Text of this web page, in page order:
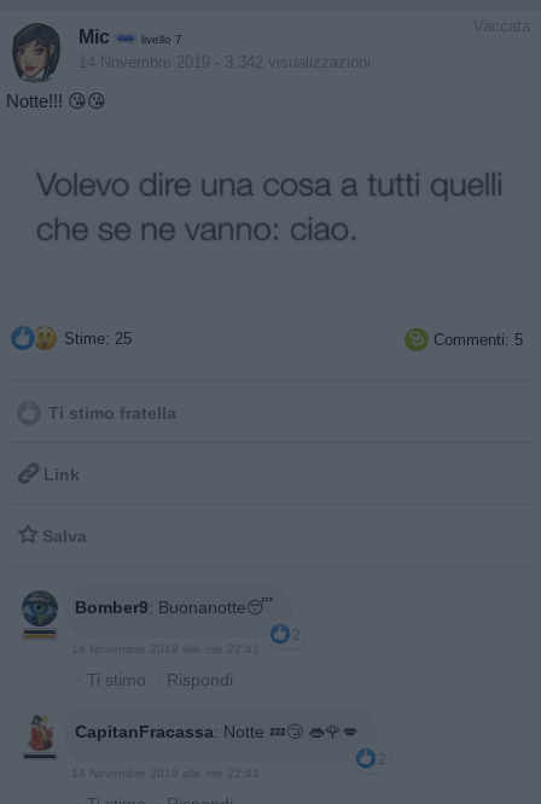
Vaccata
Mic livello 7
14 Novembre 2019 - 3.342 visualizzazioni
Notte!!! 😘😘
Stime: 25  Commenti: 5
Ti stimo fratella
 Link
 Salva
Bomber9: Buonanotte😴
2
14 Novembre 2019 alle ore 22:41
· Ti stimo · Rispondi
CapitanFracassa: Notte 💤😴 👄🌹💋
2
14 Novembre 2019 alle ore 22:41